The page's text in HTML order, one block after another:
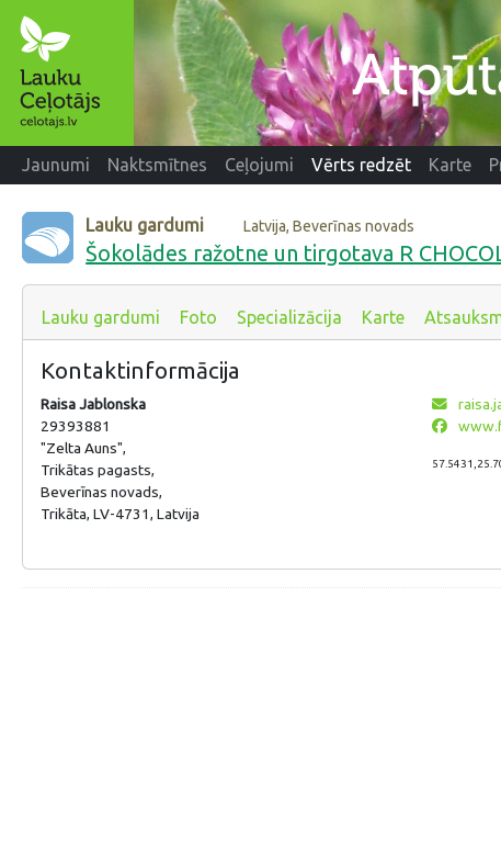
Jaunumi Naktsmītnes Ceļojumi Vērts redzēt Karte
Lauku gardumi Latvija, Beverīnas novads
Šokolādes ražotne un tirgotava R
Lauku gardumi Foto Specializācija Karte
Kontaktinformācija
Raisa Jablonska
29393881
"Zelta Auns",
Trikātas pagasts,
Beverīnas novads,
Trikāta, LV-4731, Latvija